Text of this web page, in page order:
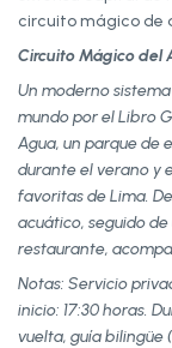
circuito mágico de
Circuito Mágico del
Un moderno
mundo por el Libro
Agua, un parque de
durante el verano y
favoritas de Lima.
acuático, seguido
restaurante,
Notas: Servicio
inicio: 17:30 horas.
vuelta, guía bilingüe